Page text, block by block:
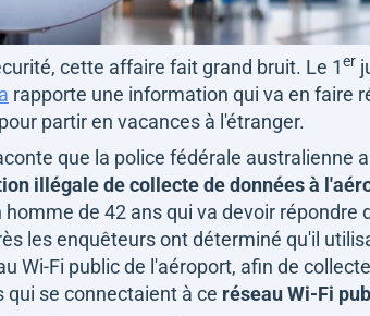
cette affaire fait grand bruit. Le 1er
rapporte une information qui va en faire
partir en vacances à l'étranger.
que la police fédérale australienne
illégale de collecte de données à
homme de 42 ans qui va devoir répondre
les enquêteurs ont déterminé qu'il
Wi-Fi public de l'aéroport, afin de
qui se connectaient à ce réseau Wi-Fi